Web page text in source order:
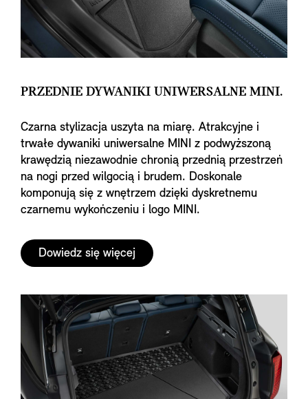
PRZEDNIE DYWANIKI UNIWERSALNE MINI.
Czarna stylizacja uszyta na miarę. Atrakcyjne i
trwałe dywaniki uniwersalne MINI z podwyższoną
krawędzią niezawodnie chronią przednią przestrzeń
na nogi przed wilgocią i brudem. Doskonale
komponują się z wnętrzem dzięki dyskretnemu
czarnemu wykończeniu i logo MINI.
Dowiedz się więcej